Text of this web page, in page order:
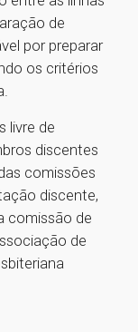
de
por preparar
os critérios
livre de
discentes
comissões
discente,
comissão de
de